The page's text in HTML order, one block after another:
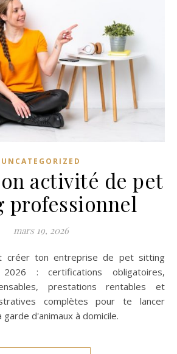
UNCATEGORIZED
activité de pet
professionnel
mars 19, 2026
: certifications obligatoires,
prestations rentables et
complètes pour te lancer
d'animaux à domicile.